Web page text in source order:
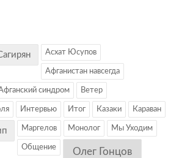
Асхат Юсупов
Афганистан навсегда
синдром Ветер
Интервью Итог Казаки Караван
Маргелов Монолог Мы Уходим
Общение Олег Гонцов